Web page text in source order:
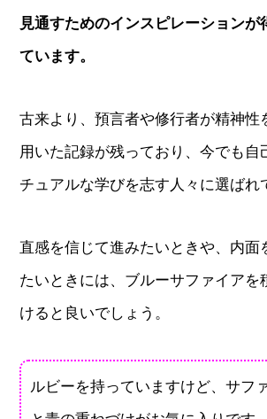
見通すためのインスピレーションが
ています。
古来より、預言者や修行者が精神性
用いた記録が残っており、今でも自
チュアルな学びを志す人々に選ばれ
直感を信じて進みたいときや、内面
たいときには、ブルーサファイアを
けると良いでしょう。
ルビーを持っていますけど、サフ